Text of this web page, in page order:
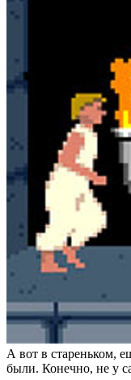
А вот в стареньком,
были. Конечно, не у